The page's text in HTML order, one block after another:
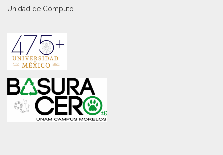
Unidad de Cómputo